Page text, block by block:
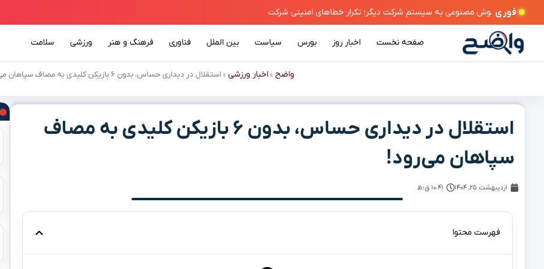
فوری
صفحه نخست اخبار روز بورس سیاست بین الملل فناوری فرهنگ و هنر ورزشی سلامت
واضح »اخبار ورزشی »استقلال در دیداری حساس، بدون ۶ بازیکن کلیدی به مصاف سپاهان می‌رود!
استقلال در دیداری حساس، بدون ۶ بازیکن کلیدی به مصاف
سپاهان می‌رود!
اردیبهشت ۲۵, ۱۴۰۴ ۱۰:۴۱ ق٫ظ
فهرست محتوا